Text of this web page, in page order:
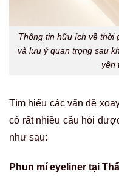
Thông tin hữu ích về thời
và lưu ý quan trọng sau
yên
Tìm hiểu các vấn đề
có rất nhiều câu hỏi
như sau:
Phun mí eyeliner tại